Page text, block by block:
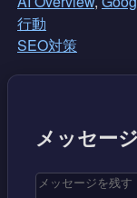
行動
SEO対策
メッセー